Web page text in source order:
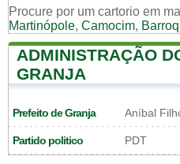
Procure por um cartorio em
Martinópole, Camocim,
ADMINISTRAÇÃO
GRANJA
Prefeito de Granja Aníbal
Partido politico PDT